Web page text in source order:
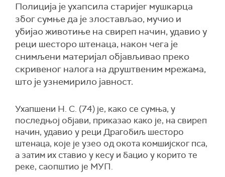
Полиција је ухапсилa старијег мушкарца
због сумње да је злостављао, мучио и
убијао животиње на свиреп начин, удавио у
реци шесторо штенаца, након чега је
снимљени материјал објављивао преко
скривеног налога на друштвеним мрежама,
што је узнемирило јавност.
Ухапшени Н. С. (74) је, како се сумња, у
последњој објави, приказао како је, на свиреп
начин, удавио у реци Драгобиљ шесторо
штенаца, које је узео од окота комшијског пса,
а затим их ставио у кесу и бацио у корито те
реке, саопштио је МУП.